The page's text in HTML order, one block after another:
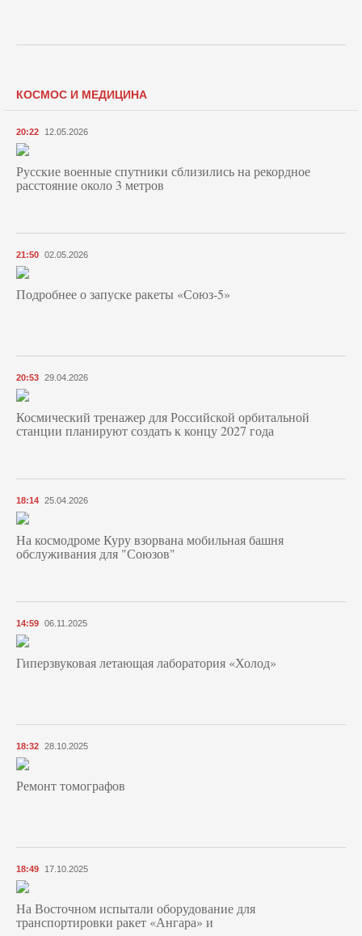
КОСМОС И МЕДИЦИНА
20:22 12.05.2026
Русские военные спутники сблизились на рекордное
расстояние около 3 метров
21:50 02.05.2026
Подробнее о запуске ракеты «Союз‑5»
20:53 29.04.2026
Космический тренажер для Российской орбитальной
станции планируют создать к концу 2027 года
18:14 25.04.2026
На космодроме Куру взорвана мобильная башня
обслуживания для "Союзов"
14:59 06.11.2025
Гиперзвуковая летающая лаборатория «Холод»
18:32 28.10.2025
Ремонт томографов
18:49 17.10.2025
На Восточном испытали оборудование для
транспортировки ракет «Ангара» и